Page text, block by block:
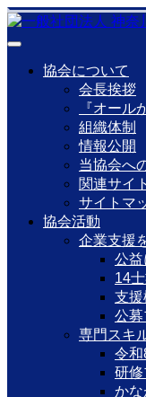
協会について
会長挨拶
『オール
組織体制
情報公開
当協会へ
関連サイ
サイトマ
協会活動
企業支援
公益
14
支
公募
専門スキ
令
研修
か